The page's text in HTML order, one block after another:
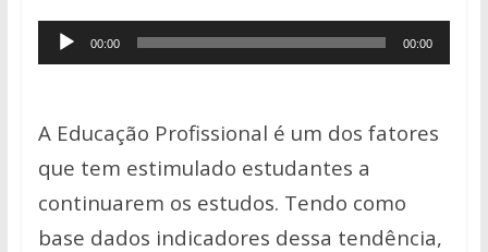
s
A
p
b
o
k
er y
Li
k
e
Tocador
de
00:00 00:00
A Educação Profissional é um dos fatores
que tem estimulado estudantes a
continuarem os estudos. Tendo como
base dados indicadores dessa tendência,